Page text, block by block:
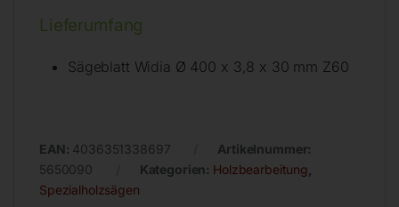
Lieferumfang
Sägeblatt Widia Ø 400 x 3,8 x 30 mm Z60
EAN: 4036351338697
Artikelnummer:
5650090
Kategorien: Holzbearbeitung
Spezialholzsägen